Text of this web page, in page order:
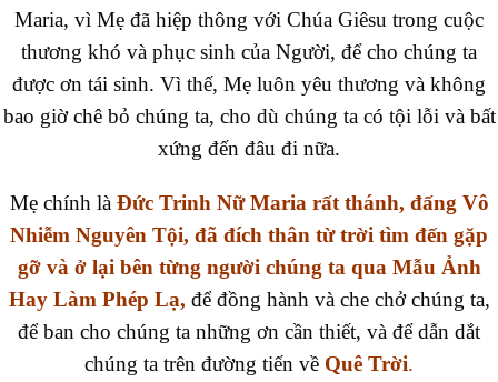
Maria, vì Mẹ đã hiệp thông với Chúa Giêsu trong cuộc
thương khó và phục sinh của Người, để cho chúng ta
được ơn tái sinh. Vì thế, Mẹ luôn yêu thương và không
bao giờ chê bỏ chúng ta, cho dù chúng ta có tội lỗi và bất
xứng đến đâu đi nữa.
Mẹ chính là Đức Trinh Nữ Maria rất thánh, đấng Vô
Nhiễm Nguyên Tội, đã đích thân từ trời tìm đến gặp
gỡ và ở lại bên từng người chúng ta qua Mẫu Ảnh
Hay Làm Phép Lạ, để đồng hành và che chở chúng ta,
để ban cho chúng ta những ơn cần thiết, và để dẫn dắt
chúng ta trên đường tiến về Quê Trời.